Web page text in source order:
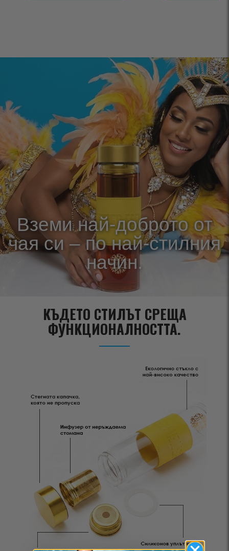
Вземи най-доброто от
чая си – по най-стилния
начин.
КЪДЕТО СТИЛЪТ СРЕЩА
ФУНКЦИОНАЛНОСТТА.